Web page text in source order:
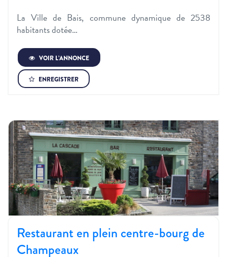
La Ville de Bais, commune dynamique de 2538
habitants dotée…
VOIR L’ANNONCE
ENREGISTRER
Restaurant en plein centre-bourg de
Champeaux